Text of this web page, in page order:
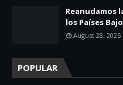
Reanudamos
los Países
August 28, 2025
POPULAR